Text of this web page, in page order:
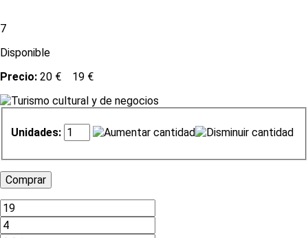
7
Disponible
Precio: 20 € 19 €
Unidades: